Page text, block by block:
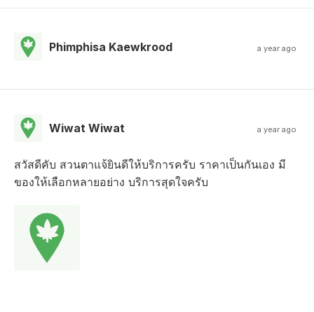
Phimphisa Kaewkrood a year ago
Wiwat Wiwat a year ago
สวัสดีคับ สวนตาแจ้ยินดีให้บริการครับ ราคาเป็นกันเอง มี
ของให้เลือกหลายอย่าง บริการสุดใจครับ